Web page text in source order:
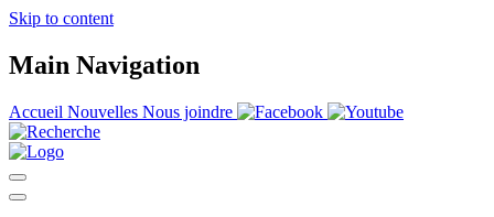
Skip to content
Main Navigation
Accueil Nouvelles Nous joindre